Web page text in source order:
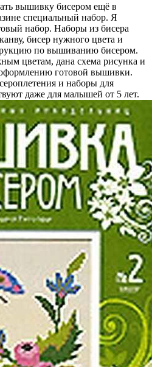
вышивку бисером ещё в
специальный набор. Я
набор. Наборы из бисера
бисер нужного цвета и
по вышиванию бисером.
цветам, дана схема рисунка и
готовой вышивки.
и наборы для
даже для малышей от 5 лет.